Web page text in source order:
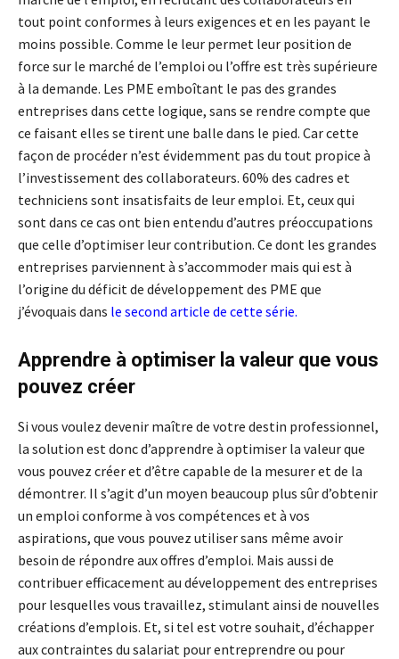
tout point conformes à leurs exigences et en les payant le
moins possible. Comme le leur permet leur position de
force sur le marché de l’emploi ou l’offre est très supérieure
à la demande. Les PME emboîtant le pas des grandes
entreprises dans cette logique, sans se rendre compte que
ce faisant elles se tirent une balle dans le pied. Car cette
façon de procéder n’est évidemment pas du tout propice à
l’investissement des collaborateurs. 60% des cadres et
techniciens sont insatisfaits de leur emploi. Et, ceux qui
sont dans ce cas ont bien entendu d’autres préoccupations
que celle d’optimiser leur contribution. Ce dont les grandes
entreprises parviennent à s’accommoder mais qui est à
l’origine du déficit de développement des PME que
j’évoquais dans le second article de cette série.
Apprendre à optimiser la valeur que vous
pouvez créer
Si vous voulez devenir maître de votre destin professionnel,
la solution est donc d’apprendre à optimiser la valeur que
vous pouvez créer et d’être capable de la mesurer et de la
démontrer. Il s’agit d’un moyen beaucoup plus sûr d’obtenir
un emploi conforme à vos compétences et à vos
aspirations, que vous pouvez utiliser sans même avoir
besoin de répondre aux offres d’emploi. Mais aussi de
contribuer efficacement au développement des entreprises
pour lesquelles vous travaillez, stimulant ainsi de nouvelles
créations d’emplois. Et, si tel est votre souhait, d’échapper
aux contraintes du salariat pour entreprendre ou pour